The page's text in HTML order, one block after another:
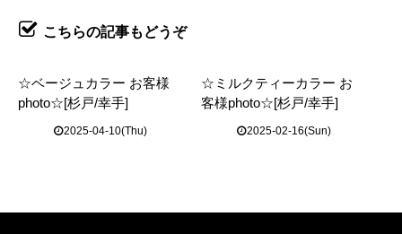
こちらの記事もどうぞ
☆ベージュカラー お客様
photo☆[杉戸/幸手]
2025-04-10(Thu)
☆ミルクティーカラー お
客様photo☆[杉戸/幸手]
2025-02-16(Sun)